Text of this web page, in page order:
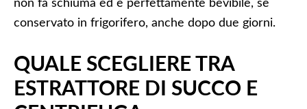
non fa schiuma ed è perfettamente bevibile, se
conservato in frigorifero, anche dopo due giorni.
QUALE SCEGLIERE TRA
ESTRATTORE DI SUCCO E